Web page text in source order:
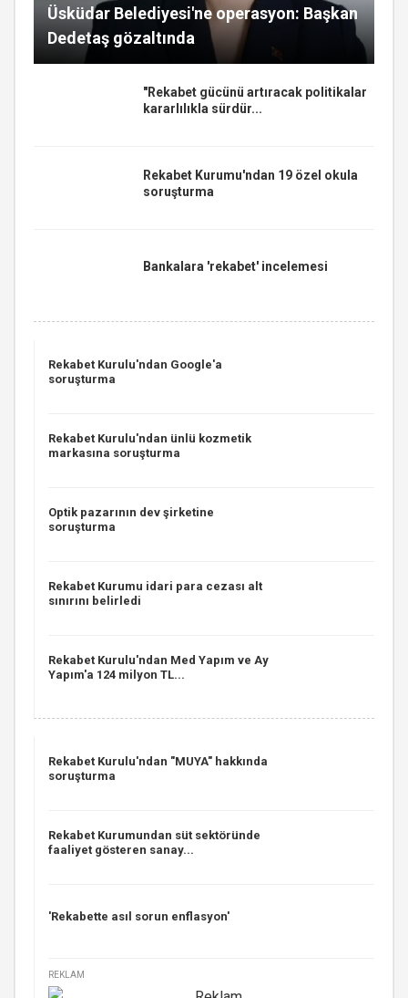
Üsküdar Belediyesi'ne operasyon: Başkan
Dedetaş gözaltında
"Rekabet gücünü artıracak politikalar
kararlılıkla sürdür...
Rekabet Kurumu'ndan 19 özel okula
soruşturma
Bankalara 'rekabet' incelemesi
Rekabet Kurulu'ndan Google'a
soruşturma
Rekabet Kurulu'ndan ünlü kozmetik
markasına soruşturma
Optik pazarının dev şirketine
soruşturma
Rekabet Kurumu idari para cezası alt
sınırını belirledi
Rekabet Kurulu'ndan Med Yapım ve Ay
Yapım'a 124 milyon TL...
Rekabet Kurulu'ndan "MUYA" hakkında
soruşturma
Rekabet Kurumundan süt sektöründe
faaliyet gösteren sanay...
'Rekabette asıl sorun enflasyon'
REKLAM